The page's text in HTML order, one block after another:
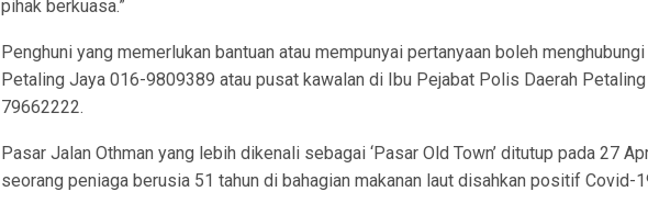
pihak berkuasa.”
Penghuni yang memerlukan bantuan atau mempunyai pertanyaan boleh
Petaling Jaya 016-9809389 atau pusat kawalan di Ibu Pejabat Polis Daerah
79662222.
Pasar Jalan Othman yang lebih dikenali sebagai ‘Pasar Old Town’ ditutup pada 27
seorang peniaga berusia 51 tahun di bahagian makanan laut disahkan positif Covid-